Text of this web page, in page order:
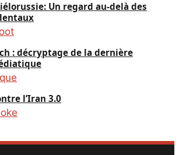
Un regard au-delà des
: décryptage de la dernière
l’Iran 3.0